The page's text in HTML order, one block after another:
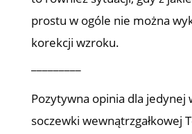
prostu w ogóle nie można
korekcji wzroku.
Pozytywna opinia dla jedynej
soczewki wewnątrzgałkowej